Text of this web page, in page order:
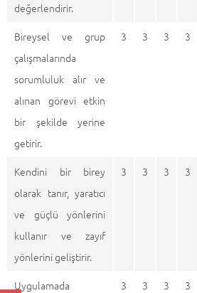
değerlendirir.
Bireysel ve grup
çalışmalarında
sorumluluk alır ve
alınan görevi etkin
bir şekilde yerine
getirir.
3 3 3 3
Kendini bir birey
olarak tanır, yaratıcı
ve güçlü yönlerini
kullanır ve zayıf
yönlerini geliştirir.
3 3 3 3
Uygulamada
3 3 3 3